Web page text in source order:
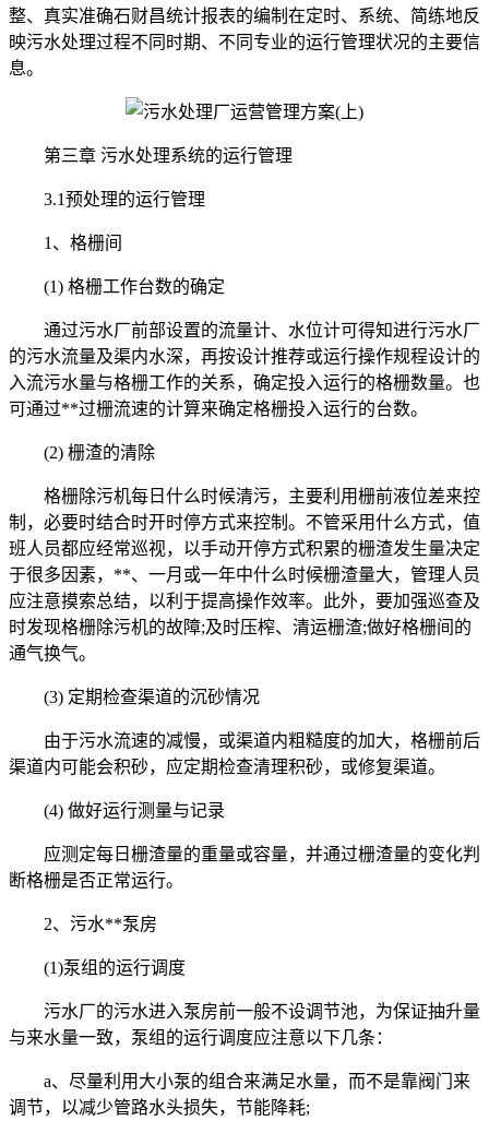
整、真实准确石财昌统计报表的编制在定时、系统、简练地反
映污水处理过程不同时期、不同专业的运行管理状况的主要信
息。
第三章 污水处理系统的运行管理
3.1预处理的运行管理
1、格栅间
(1) 格栅工作台数的确定
通过污水厂前部设置的流量计、水位计可得知进行污水厂
的污水流量及渠内水深，再按设计推荐或运行操作规程设计的
入流污水量与格栅工作的关系，确定投入运行的格栅数量。也
可通过**过栅流速的计算来确定格栅投入运行的台数。
(2) 栅渣的清除
格栅除污机每日什么时候清污，主要利用栅前液位差来控
制，必要时结合时开时停方式来控制。不管采用什么方式，值
班人员都应经常巡视，以手动开停方式积累的栅渣发生量决定
于很多因素，**、一月或一年中什么时候栅渣量大，管理人员
应注意摸索总结，以利于提高操作效率。此外，要加强巡查及
时发现格栅除污机的故障;及时压榨、清运栅渣;做好格栅间的
通气换气。
(3) 定期检查渠道的沉砂情况
由于污水流速的减慢，或渠道内粗糙度的加大，格栅前后
渠道内可能会积砂，应定期检查清理积砂，或修复渠道。
(4) 做好运行测量与记录
应测定每日栅渣量的重量或容量，并通过栅渣量的变化判
断格栅是否正常运行。
2、污水**泵房
(1)泵组的运行调度
污水厂的污水进入泵房前一般不设调节池，为保证抽升量
与来水量一致，泵组的运行调度应注意以下几条：
a、尽量利用大小泵的组合来满足水量，而不是靠阀门来
调节，以减少管路水头损失，节能降耗;